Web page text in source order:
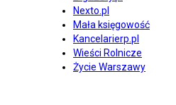
Nexto.pl
Mała księgowość
Kancelarierp.pl
Wieści Rolnicze
Życie Warszawy